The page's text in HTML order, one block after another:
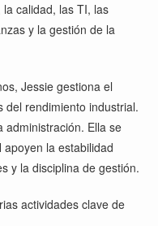
calidad, las TI, las
y la gestión de la
Jessie gestiona el
del rendimiento industrial.
administración. Ella se
la estabilidad
y la disciplina de gestión.
actividades clave de